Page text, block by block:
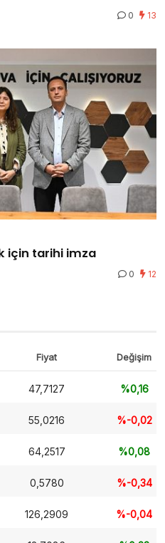
0 13
için tarihi imza
0 12
Fiyat Değişim
47,7127 %0,16
55,0216 %-0,02
64,2517 %0,08
0,5780 %-0,34
126,2909 %-0,04